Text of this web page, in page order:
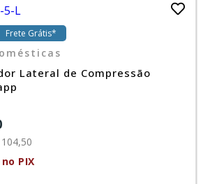
Frete Grátis*
Lateral de Compressão
no PIX